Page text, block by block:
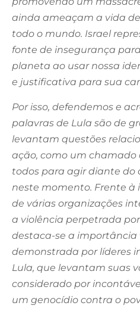
ainda ameaçam a vida
todo o mundo. Israel
fonte de insegurança
planeta ao usar nossa
e justificativa para sua
Por isso, defendemos e
palavras de Lula são de
levantam questões
ação, como um
todos para agir diante do
neste momento. Frente à
de várias organizações
a violência perpetrada por
destaca-se a
demonstrada por líderes
Lula, que levantam suas
considerado por
um genocídio contra o